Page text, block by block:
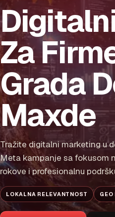
Za
Grada
Maxde
Tražite digitalni marketing u
Meta kampanje sa fokusom
rokove i profesionalnu
LOKALNA RELEVANTNOST